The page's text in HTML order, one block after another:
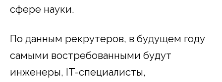
сфере науки.
По данным рекрутеров, в будущем году
самыми востребованными будут
инженеры, IT-специалисты,